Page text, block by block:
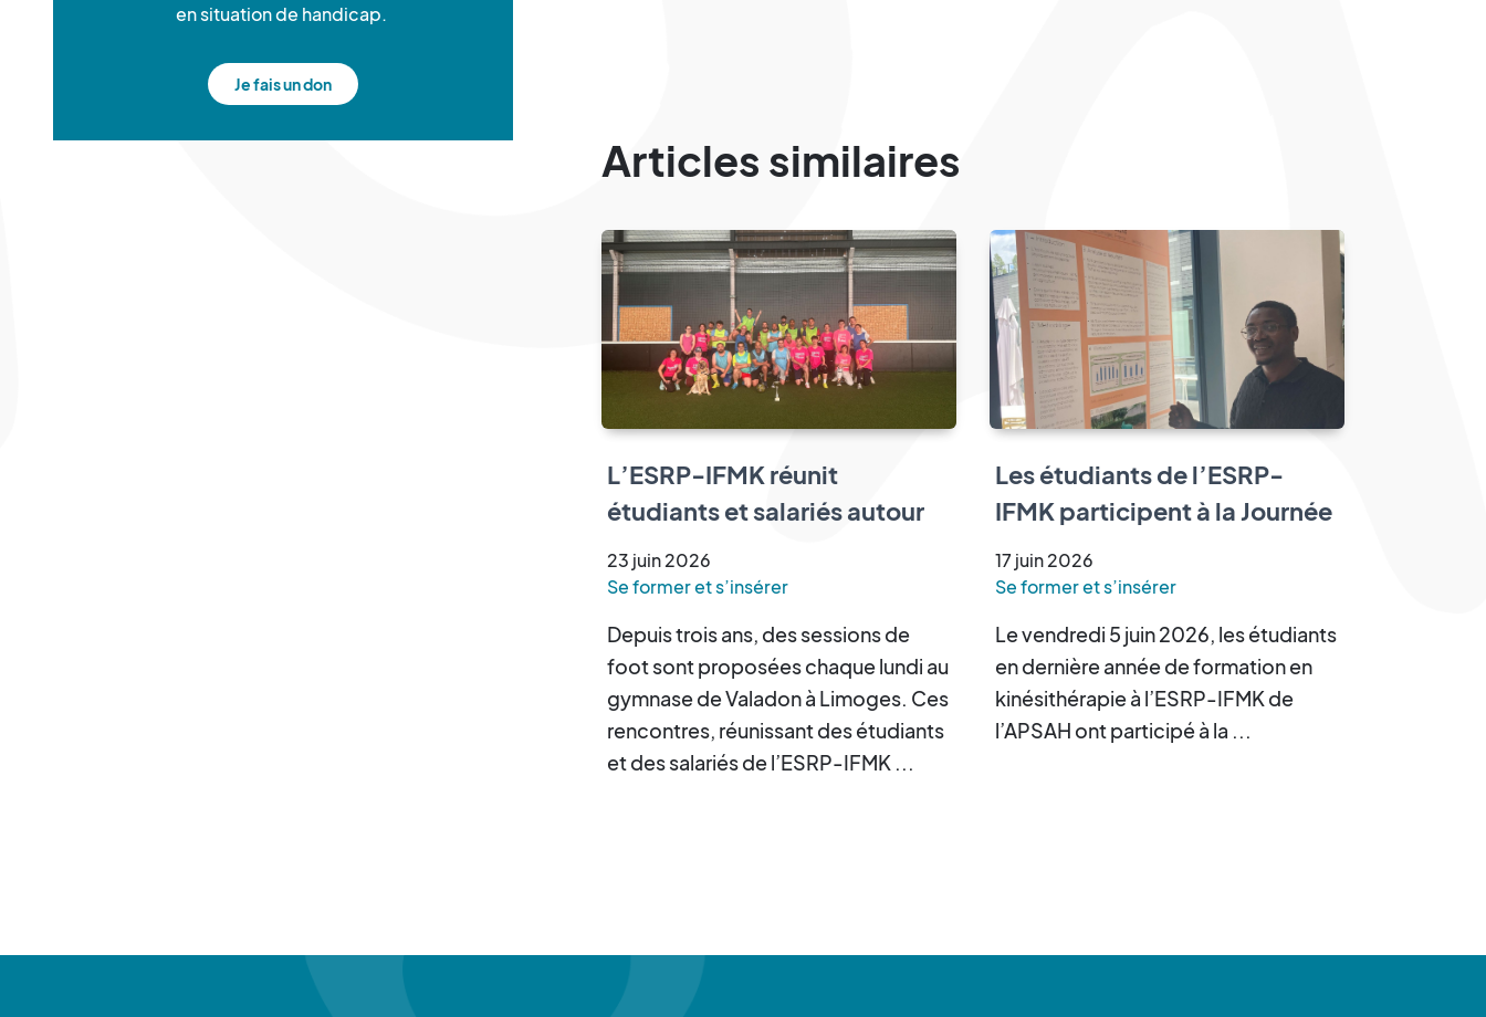
Articles similaires
L’ESRP-IFMK réunit
étudiants et salariés autour
d’un tournoi de cécifoot
23 juin2026
Se former et s’insérer
Depuis trois ans, des sessions de
foot sont proposées chaque lundi au
gymnase de Valadon à Limoges. Ces
rencontres, réunissant des étudiants
et des salariés de l’ESRP-IFMK ...
Les étudiants de l’ESRP-
IFMK participent à la Journée
Scientifique des Sciences de
la Réadaptation
17juin2026
Se former et s’insérer
Le vendredi 5 juin 2026, les étudiants
en dernière année de formation en
kinésithérapie à l’ESRP-IFMK de
l’APSAH ont participé à la ...
en situation de handicap.
Je fais un don